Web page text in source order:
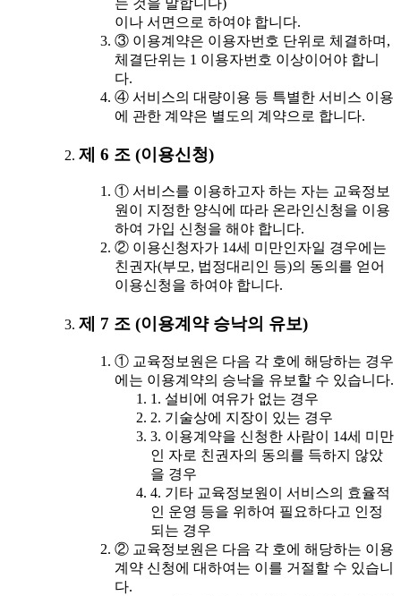
는 것을 말합니다)
이나 서면으로 하여야 합니다.
③ 이용계약은 이용자번호 단위로 체결하며,
체결단위는 1 이용자번호 이상이어야 합니
다.
④ 서비스의 대량이용 등 특별한 서비스 이용
에 관한 계약은 별도의 계약으로 합니다.
제 6 조 (이용신청)
① 서비스를 이용하고자 하는 자는 교육정보
원이 지정한 양식에 따라 온라인신청을 이용
하여 가입 신청을 해야 합니다.
② 이용신청자가 14세 미만인자일 경우에는
친권자(부모, 법정대리인 등)의 동의를 얻어
이용신청을 하여야 합니다.
제 7 조 (이용계약 승낙의 유보)
① 교육정보원은 다음 각 호에 해당하는 경우
에는 이용계약의 승낙을 유보할 수 있습니다.
1. 설비에 여유가 없는 경우
2. 기술상에 지장이 있는 경우
3. 이용계약을 신청한 사람이 14세 미만
인 자로 친권자의 동의를 득하지 않았
을 경우
4. 기타 교육정보원이 서비스의 효율적
인 운영 등을 위하여 필요하다고 인정
되는 경우
② 교육정보원은 다음 각 호에 해당하는 이용
계약 신청에 대하여는 이를 거절할 수 있습니
다.